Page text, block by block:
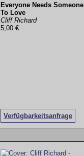
Everyone Needs Someone
To Love
Cliff Richard
5,00 €
Verfügbarkeitsanfrage